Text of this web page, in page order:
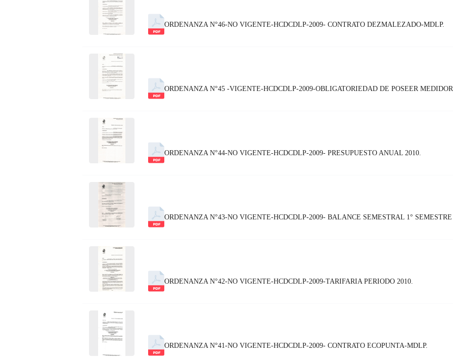
ORDENANZA N°46-NO VIGENTE-HCDCDLP-2009- CONTRATO DEZMALEZADO-MDLP.
ORDENANZA N°45 -VIGENTE-HCDCDLP-2009-OBLIGATORIEDAD DE POSEER
ORDENANZA N°44-NO VIGENTE-HCDCDLP-2009- PRESUPUESTO ANUAL 2010.
ORDENANZA N°43-NO VIGENTE-HCDCDLP-2009- BALANCE SEMESTRAL 1° SEMESTRE
ORDENANZA N°42-NO VIGENTE-HCDCDLP-2009-TARIFARIA PERIODO 2010.
ORDENANZA N°41-NO VIGENTE-HCDCDLP-2009- CONTRATO ECOPUNTA-MDLP.